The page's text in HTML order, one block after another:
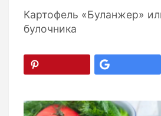
Картофель «Буланжер»
булочника